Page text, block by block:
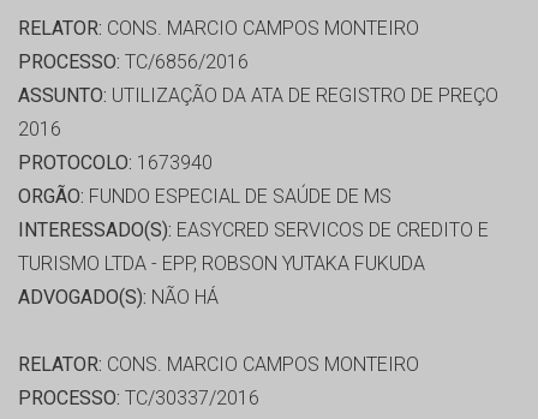
RELATOR: CONS. MARCIO CAMPOS MONTEIRO
PROCESSO: TC/6856/2016
ASSUNTO: UTILIZAÇÃO DA ATA DE REGISTRO DE PREÇO
2016
PROTOCOLO: 1673940
ORGÃO: FUNDO ESPECIAL DE SAÚDE DE MS
INTERESSADO(S): EASYCRED SERVICOS DE CREDITO E
TURISMO LTDA - EPP, ROBSON YUTAKA FUKUDA
ADVOGADO(S): NÃO HÁ
RELATOR: CONS. MARCIO CAMPOS MONTEIRO
PROCESSO: TC/30337/2016